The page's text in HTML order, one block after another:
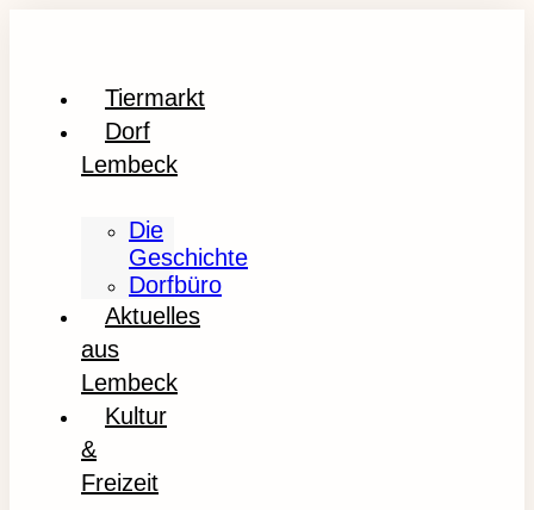
Tiermarkt
Dorf
Lembeck
Die
Geschichte
Dorfbüro
Aktuelles
aus
Lembeck
Kultur
&
Freizeit